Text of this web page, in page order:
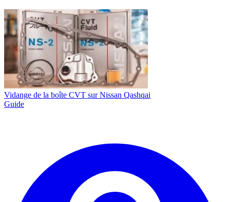
Vidange de la boîte CVT sur Nissan Qashqai
Guide